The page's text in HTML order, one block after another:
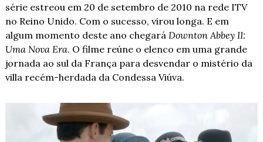
série estreou em 20 de setembro de 2010 na rede ITV
no Reino Unido. Com o sucesso, virou longa. E em
algum momento deste ano chegará Downton Abbey II:
Uma Nova Era. O filme reúne o elenco em uma grande
jornada ao sul da França para desvendar o mistério da
villa recém-herdada da Condessa Viúva.